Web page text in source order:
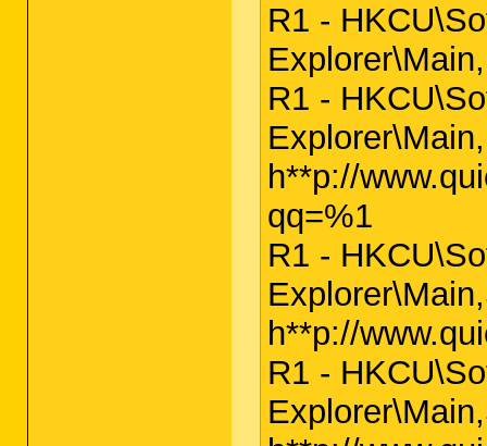
R1 -
R1 -
h**p://
qq=%1
R1 -
h**p://
R1 -